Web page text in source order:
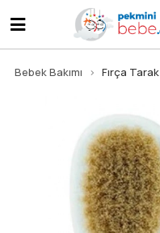
Bebek Bakımı Fırça Tarak